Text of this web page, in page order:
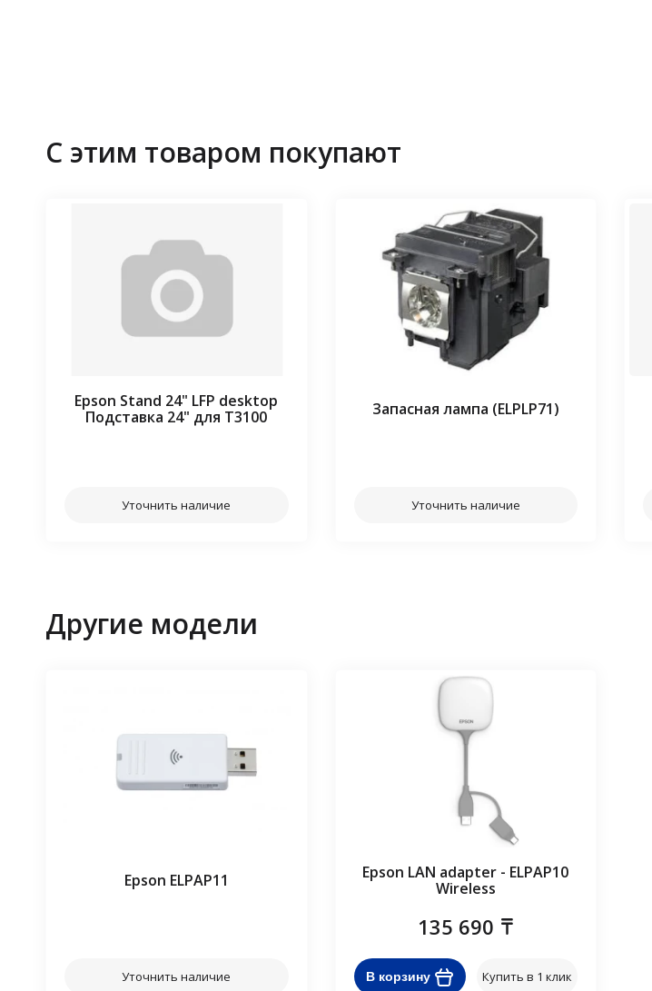
С этим товаром покупают
Epson Stand 24" LFP desktop
Подставка 24" для T3100
Уточнить наличие
Запасная лампа (ELPLP71)
Уточнить наличие
Другие модели
Epson ELPAP11
Уточнить наличие
Epson LAN adapter - ELPAP10
Wireless
135 690
В корзину Купить в 1 клик